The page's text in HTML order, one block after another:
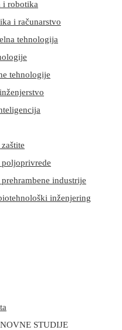
i robotika
i računarstvo
tehnologija
tehnologije
industrije
inženjering
STUDIJE